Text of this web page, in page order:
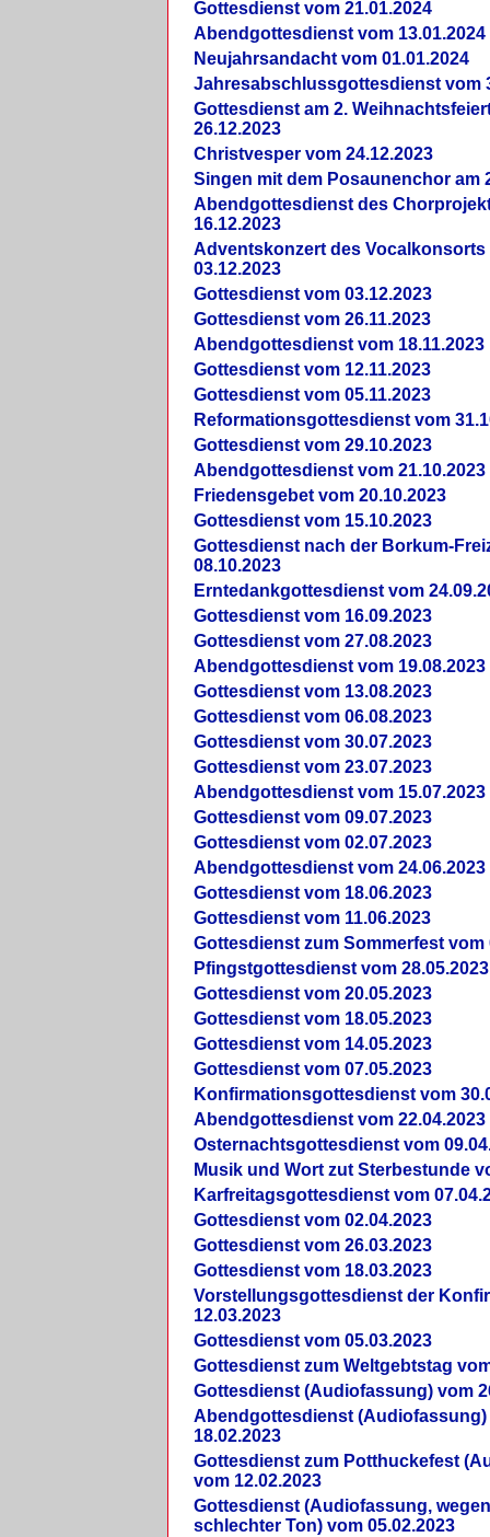
Gottesdienst vom 21.01.2024
Abendgottesdienst vom 13.01.2024
Neujahrsandacht vom 01.01.2024
Jahresabschlussgottesdienst vom
Gottesdienst am 2.
26.12.2023
Christvesper vom 24.12.2023
Singen mit dem Posaunenchor am
Abendgottesdienst des
16.12.2023
Adventskonzert des Vocalkonsorts
03.12.2023
Gottesdienst vom 03.12.2023
Gottesdienst vom 26.11.2023
Abendgottesdienst vom 18.11.2023
Gottesdienst vom 12.11.2023
Gottesdienst vom 05.11.2023
Reformationsgottesdienst vom
Gottesdienst vom 29.10.2023
Abendgottesdienst vom 21.10.2023
Friedensgebet vom 20.10.2023
Gottesdienst vom 15.10.2023
Gottesdienst nach der Borkum-
08.10.2023
Erntedankgottesdienst vom
Gottesdienst vom 16.09.2023
Gottesdienst vom 27.08.2023
Abendgottesdienst vom 19.08.2023
Gottesdienst vom 13.08.2023
Gottesdienst vom 06.08.2023
Gottesdienst vom 30.07.2023
Gottesdienst vom 23.07.2023
Abendgottesdienst vom 15.07.2023
Gottesdienst vom 09.07.2023
Gottesdienst vom 02.07.2023
Abendgottesdienst vom 24.06.2023
Gottesdienst vom 18.06.2023
Gottesdienst vom 11.06.2023
Gottesdienst zum Sommerfest vom
Pfingstgottesdienst vom 28.05.2023
Gottesdienst vom 20.05.2023
Gottesdienst vom 18.05.2023
Gottesdienst vom 14.05.2023
Gottesdienst vom 07.05.2023
Konfirmationsgottesdienst vom
Abendgottesdienst vom 22.04.2023
Osternachtsgottesdienst vom
Musik und Wort zut Sterbestunde
Karfreitagsgottesdienst vom
Gottesdienst vom 02.04.2023
Gottesdienst vom 26.03.2023
Gottesdienst vom 18.03.2023
Vorstellungsgottesdienst der
12.03.2023
Gottesdienst vom 05.03.2023
Gottesdienst zum Weltgebtstag
Gottesdienst (Audiofassung) vom
Abendgottesdienst (Audiofassung)
18.02.2023
Gottesdienst zum Potthuckefest
vom 12.02.2023
Gottesdienst (Audiofassung,
schlechter Ton) vom 05.02.2023